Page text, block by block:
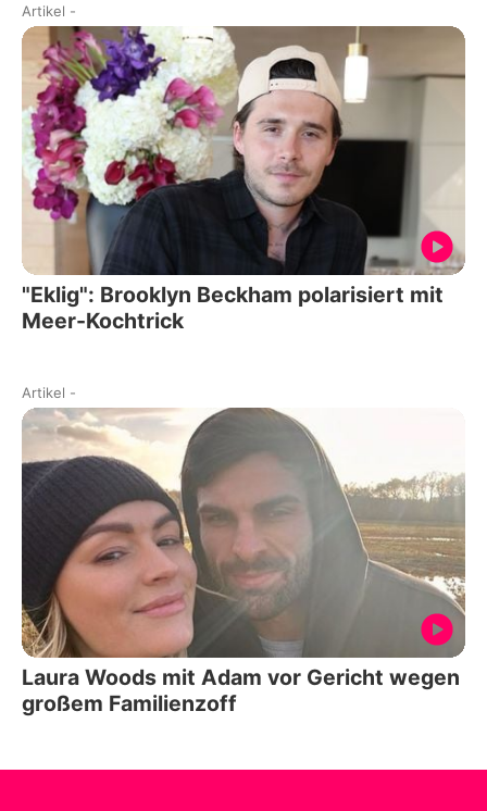
Artikel -
"Eklig": Brooklyn Beckham polarisiert mit
Meer-Kochtrick
Artikel -
Laura Woods mit Adam vor Gericht wegen
großem Familienzoff